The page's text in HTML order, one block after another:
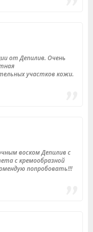
от Депилив. Очень
участков кожи.
воском Депилив с
с кремообразной
попробовать!!!